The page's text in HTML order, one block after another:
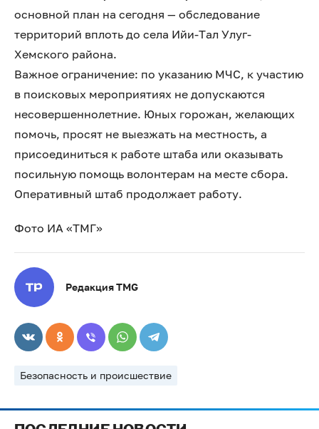
основной план на сегодня — обследование
территорий вплоть до села Ийи-Тал Улуг-
Хемского района.
Важное ограничение: по указанию МЧС, к участию
в поисковых мероприятиях не допускаются
несовершеннолетние. Юных горожан, желающих
помочь, просят не выезжать на местность, а
присоединиться к работе штаба или оказывать
посильную помощь волонтерам на месте сбора.
Оперативный штаб продолжает работу.
Фото ИА «ТМГ»
Редакция TMG
Безопасность и происшествие